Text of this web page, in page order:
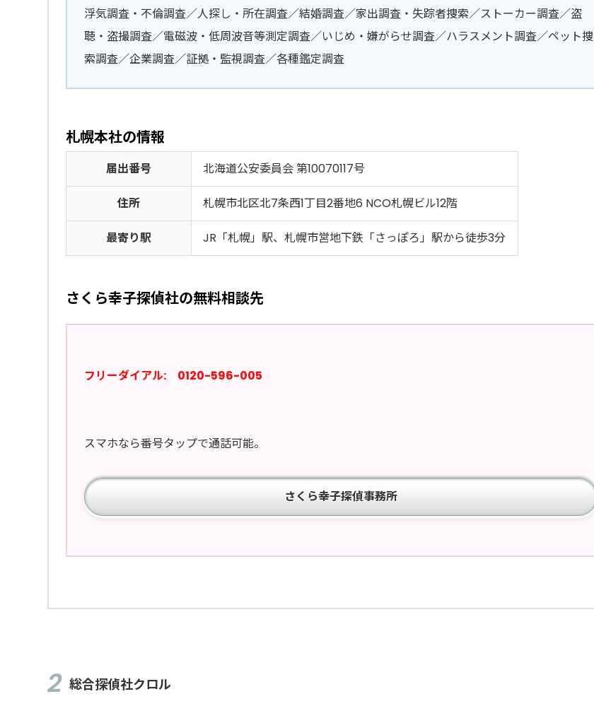
浮気調査・不倫調査／人探し・所在調査／結婚調査／家出調査・失踪者捜索／ストーカー調査／盗
聴・盗撮調査／電磁波・低周波音等測定調査／いじめ・嫌がらせ調査／ハラスメント調査／ペット捜
索調査／企業調査／証拠・監視調査／各種鑑定調査
札幌本社の情報
届出番号 北海道公安委員会 第10070117号
住所 札幌市北区北7条西1丁目2番地6 NCO札幌ビル12階
最寄り駅 JR「札幌」駅、札幌市営地下鉄「さっぽろ」駅から徒歩3分
さくら幸子探偵社の無料相談先
フリーダイアル: 0120-596-005
スマホなら番号タップで通話可能。
さくら幸子探偵事務所
総合探偵社クロル